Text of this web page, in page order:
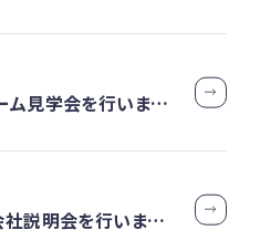
【26卒】内定式＆ショウルーム見学会を行いました
【27卒】社長が熱く語る！会社説明会を行いました